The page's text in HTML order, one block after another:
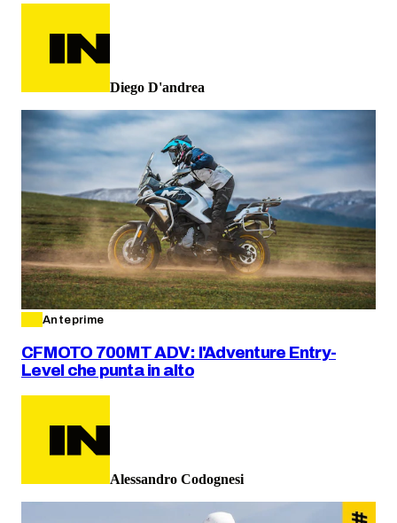
Diego D'andrea
Anteprime
CFMOTO 700MT ADV: l'Adventure Entry-
Level che punta in alto
Alessandro Codognesi